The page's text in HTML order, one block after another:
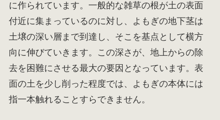
に作られています。一般的な雑草の根が土の表面
付近に集まっているのに対し、よもぎの地下茎は
土壌の深い層まで到達し、そこを基点として横方
向に伸びていきます。この深さが、地上からの除
去を困難にさせる最大の要因となっています。表
面の土を少し削った程度では、よもぎの本体には
指一本触れることすらできません。